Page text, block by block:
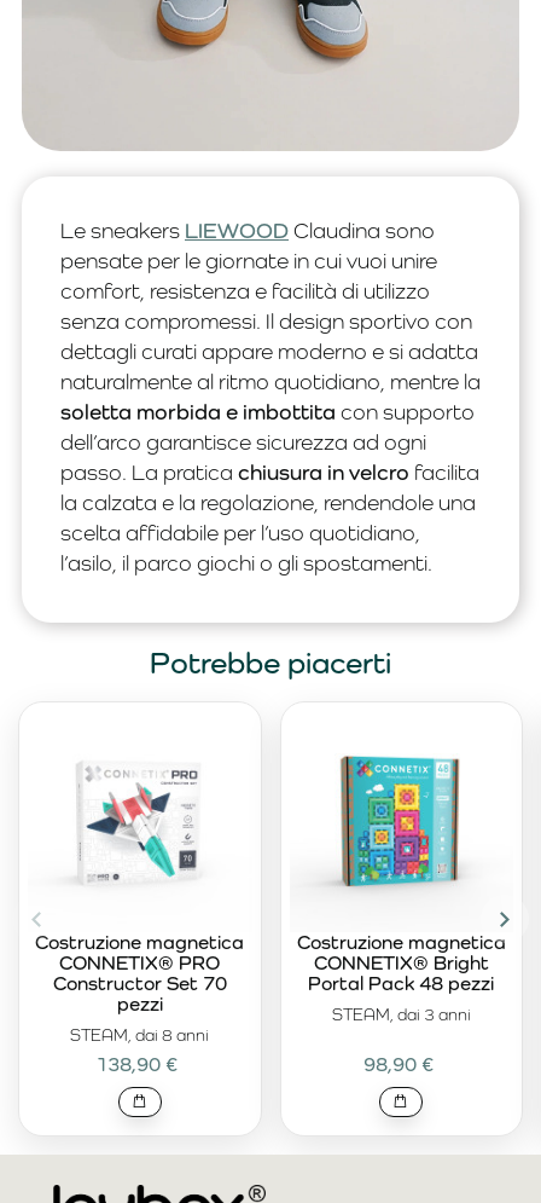
Le sneakers LIEWOODClaudina sono
pensate per le giornate in cui vuoi unire
comfort, resistenza e facilità di utilizzo
senza compromessi. Il design sportivo con
dettagli curati appare moderno e si adatta
naturalmente al ritmo quotidiano, mentre la
soletta morbida e imbottita con supporto
dell’arco garantisce sicurezza ad ogni
passo. La pratica chiusura in velcro facilita
la calzata e la regolazione, rendendole una
scelta affidabile per l’uso quotidiano,
l’asilo, il parco giochi o gli spostamenti.
Potrebbe piacerti
STEAM, dai 8 anni
Costruzione magnetica
CONNETIX® PRO
Constructor Set 70
pezzi
138,90 €
STEAM, dai 3 anni
Costruzione magnetica
CONNETIX® Bright
Portal Pack 48 pezzi
98,90 €